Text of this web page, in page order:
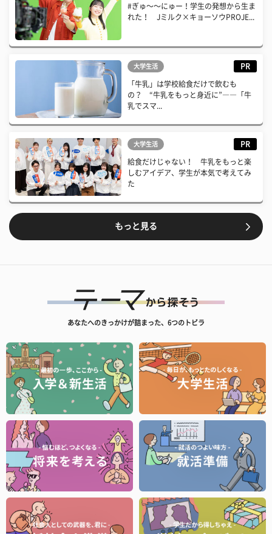
#ぎゅ〜〜にゅー！学生の発想から生ま
れた！ Jミルク×キョーソウPROJE...
大学生活 PR
「牛乳」は学校給食だけで飲むも
の？ “牛乳をもっと身近に”――「牛
乳でスマ...
大学生活 PR
給食だけじゃない！ 牛乳をもっと楽
しむアイデア、学生が本気で考えてみ
た
もっと見る
あなたへのきっかけが詰まった、6つのトビラ